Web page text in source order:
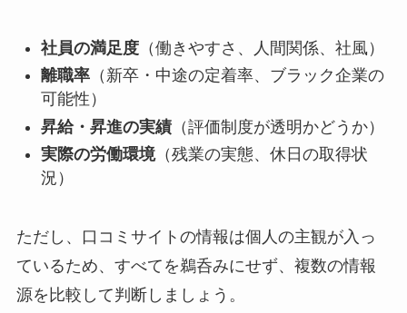
社員の満足度（働きやすさ、人間関係、社風）
離職率（新卒・中途の定着率、ブラック企業の
可能性）
昇給・昇進の実績（評価制度が透明かどうか）
実際の労働環境（残業の実態、休日の取得状
況）
ただし、口コミサイトの情報は個人の主観が入っ
ているため、すべてを鵜呑みにせず、複数の情報
源を比較して判断しましょう。